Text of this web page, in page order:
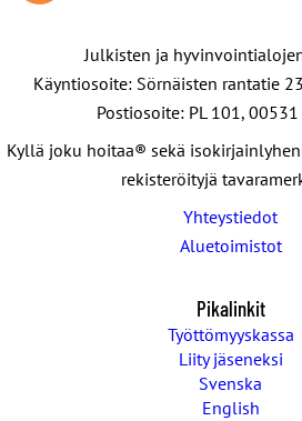
Julkisten ja
Käyntiosoite: Sörnäisten rantatie
Postiosoite: PL 101,
Kyllä joku hoitaa® sekä
rekisteröityjä
Yhteystiedot
Aluetoimistot
Pikalinkit
Työttömyyskassa
Liity jäseneksi
Svenska
English